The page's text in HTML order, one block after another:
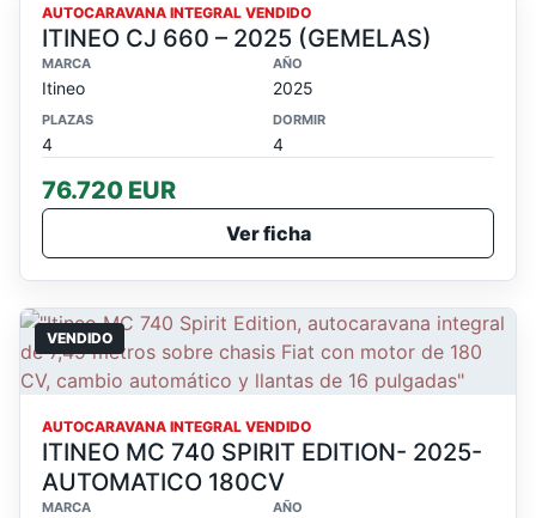
VENDIDO
AUTOCARAVANA INTEGRAL VENDIDO
ITINEO CJ 660 – 2025 (GEMELAS)
MARCA
Itineo
AÑO
2025
PLAZAS
4
DORMIR
4
76.720 EUR
Ver ficha
VENDIDO
AUTOCARAVANA INTEGRAL VENDIDO
ITINEO MC 740 SPIRIT EDITION- 2025-
AUTOMATICO 180CV
MARCA AÑO